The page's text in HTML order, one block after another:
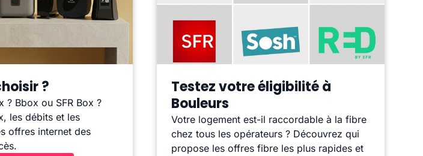
?
? Bbox ou SFR Box ?
les débits et les
offres internet des
Testez votre éligibilité à
Bouleurs
Votre logement est-il raccordable à la fibre
chez tous les opérateurs ? Découvrez qui
propose les offres fibre les plus rapides et